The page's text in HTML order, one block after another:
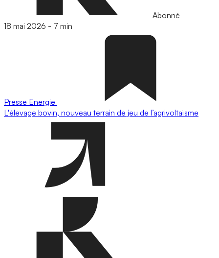
Abonné
18 mai 2026 - 7 min
Presse Energie
L'élevage bovin, nouveau terrain de jeu de l’agrivoltaïsme